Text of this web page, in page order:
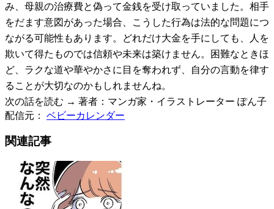
み、母親の治療費と偽って金銭を受け取っていました。相手
をだます意図があった場合、こうした行為は法的な問題につ
ながる可能性もあります。どれだけ大金を手にしても、人を
欺いて得たものでは信頼や未来は築けません。困難なときほ
ど、ラクな道や華やかさに目を奪われず、自分の言動を律す
ることが大切なのかもしれませんね。
次の話を読む → 著者：マンガ家・イラストレーター ぽん子
配信元： ベビーカレンダー
関連記事